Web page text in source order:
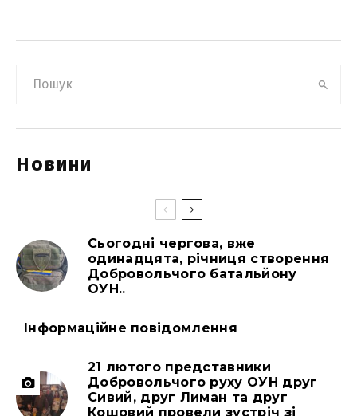
Новини
Сьогодні чергова, вже
одинадцята, річниця створення
Добровольчого батальйону
ОУН..
Інформаційне повідомлення
21 лютого представники
Добровольчого руху ОУН друг
Сивий, друг Лиман та друг
Кошовий провели зустріч зі